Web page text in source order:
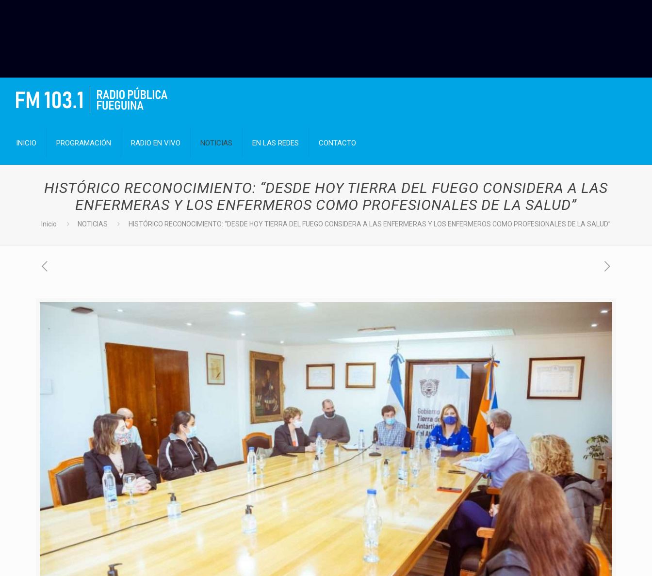
INICIO PROGRAMACIÓN RADIO EN VIVO NOTICIAS EN LAS REDES CONTACTO
HISTÓRICO RECONOCIMIENTO: “DESDE HOY TIERRA DEL FUEGO CONSIDERA A LAS
ENFERMERAS Y LOS ENFERMEROS COMO PROFESIONALES DE LA SALUD”
Inicio NOTICIAS HISTÓRICO RECONOCIMIENTO: “DESDE HOY TIERRA DEL FUEGO CONSIDERA A LAS ENFERMERAS Y LOS ENFERMEROS COMO PROFESIONALES DE LA SALUD”